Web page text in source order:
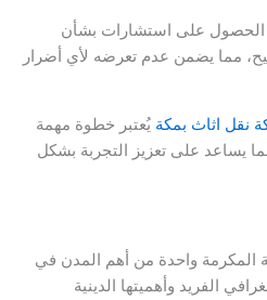
الحصول على استشارات بشأن
مما يضمن عدم تعرضه لأي أضرار
نقل اثاث بمكة يُعتبر خطوة مهمة
يساعد على تعزيز التجربة بشكل
المكرمة واحدة من أهم المدن في
الفريد وأهميتها الدينية